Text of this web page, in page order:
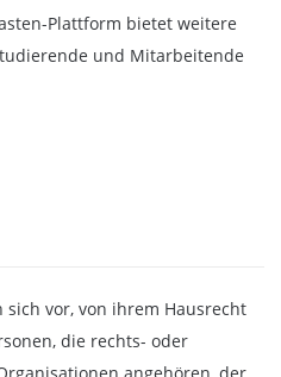
Plattform bietet weitere
und Mitarbeitende
vor, von ihrem Hausrecht
die rechts- oder